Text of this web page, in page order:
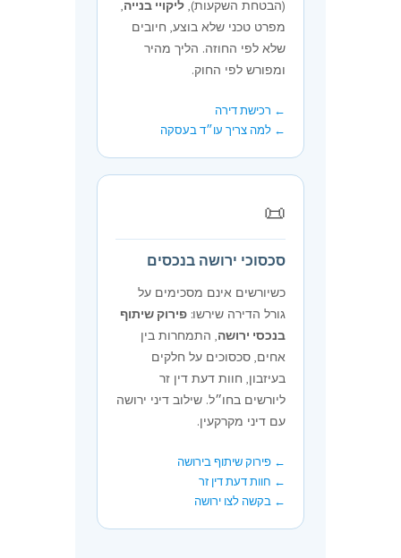
(הבטחת השקעות), ליקויי בנייה,
מפרט טכני שלא בוצע, חיובים
שלא לפי החוזה. הליך מהיר
ומפורש לפי החוק.
← רכישת דירה
← למה צריך עו״ד בעסקה
📜
סכסוכי ירושה בנכסים
כשיורשים אינם מסכימים על
גורל הדירה שירשו: פירוק שיתוף
בנכסי ירושה, התמחרות בין
אחים, סכסוכים על חלקים
בעיזבון, חוות דעת דין זר
ליורשים בחו״ל. שילוב דיני ירושה
עם דיני מקרקעין.
← פירוק שיתוף בירושה
← חוות דעת דין זר
← בקשה לצו ירושה